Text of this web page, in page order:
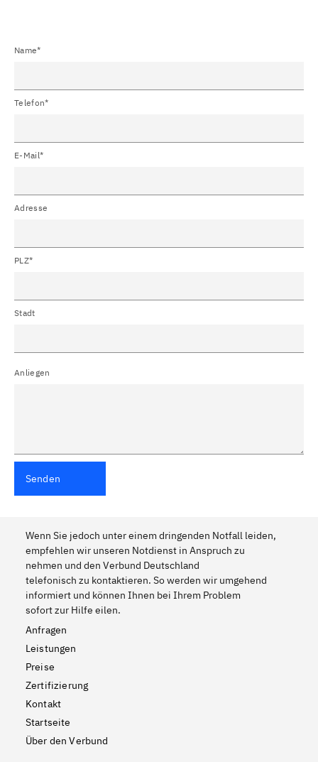
Name*
Telefon*
E-Mail*
Adresse
PLZ*
Stadt
Anliegen
Senden
Wenn Sie jedoch unter einem dringenden Notfall leiden,
empfehlen wir unseren Notdienst in Anspruch zu
nehmen und den Verbund Deutschland
telefonisch zu kontaktieren. So werden wir umgehend
informiert und können Ihnen bei Ihrem Problem
sofort zur Hilfe eilen.
Anfragen
Leistungen
Preise
Zertifizierung
Kontakt
Startseite
Über den Verbund